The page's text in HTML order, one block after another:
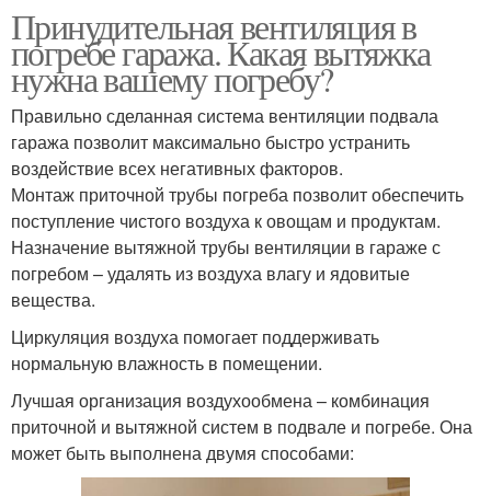
Принудительная вентиляция в
погребе гаража. Какая вытяжка
нужна вашему погребу?
Правильно сделанная система вентиляции подвала
гаража позволит максимально быстро устранить
воздействие всех негативных факторов.
Монтаж приточной трубы погреба позволит обеспечить
поступление чистого воздуха к овощам и продуктам.
Назначение вытяжной трубы вентиляции в гараже с
погребом – удалять из воздуха влагу и ядовитые
вещества.
Циркуляция воздуха помогает поддерживать
нормальную влажность в помещении.
Лучшая организация воздухообмена – комбинация
приточной и вытяжной систем в подвале и погребе. Она
может быть выполнена двумя способами: